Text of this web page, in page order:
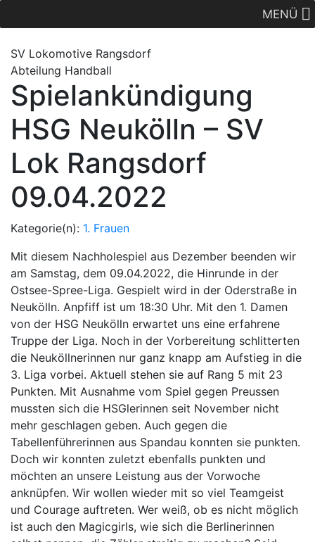
MENÜ
SV Lokomotive Rangsdorf
Abteilung Handball
Spielankündigung
HSG Neukölln – SV
Lok Rangsdorf
09.04.2022
Kategorie(n): 1. Frauen
Mit diesem Nachholespiel aus Dezember beenden wir
am Samstag, dem 09.04.2022, die Hinrunde in der
Ostsee-Spree-Liga. Gespielt wird in der Oderstraße in
Neukölln. Anpfiff ist um 18:30 Uhr. Mit den 1. Damen
von der HSG Neukölln erwartet uns eine erfahrene
Truppe der Liga. Noch in der Vorbereitung schlitterten
die Neuköllnerinnen nur ganz knapp am Aufstieg in die
3. Liga vorbei. Aktuell stehen sie auf Rang 5 mit 23
Punkten. Mit Ausnahme vom Spiel gegen Preussen
mussten sich die HSGlerinnen seit November nicht
mehr geschlagen geben. Auch gegen die
Tabellenführerinnen aus Spandau konnten sie punkten.
Doch wir konnten zuletzt ebenfalls punkten und
möchten an unsere Leistung aus der Vorwoche
anknüpfen. Wir wollen wieder mit so viel Teamgeist
und Courage auftreten. Wer weiß, ob es nicht möglich
ist auch den Magicgirls, wie sich die Berlinerinnen